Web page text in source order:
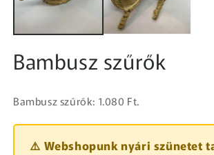
Bambusz szűrők
Bambusz szűrők: 1.080 Ft.
⚠️ Webshopunk nyári szünetet